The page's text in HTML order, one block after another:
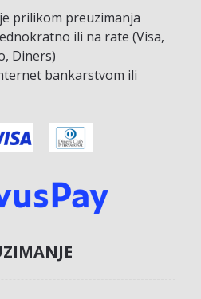
prilikom preuzimanja
ili na rate (Visa,
Diners)
bankarstvom ili